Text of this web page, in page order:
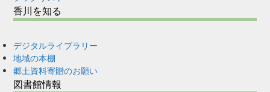
香川を知る
デジタルライブラリー
地域の本棚
郷土資料寄贈のお願い
図書館情報